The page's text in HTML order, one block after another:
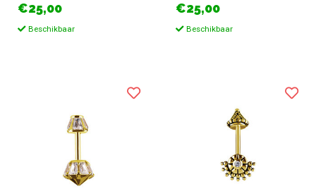
€25,00
Beschikbaar
€25,00
Beschikbaar